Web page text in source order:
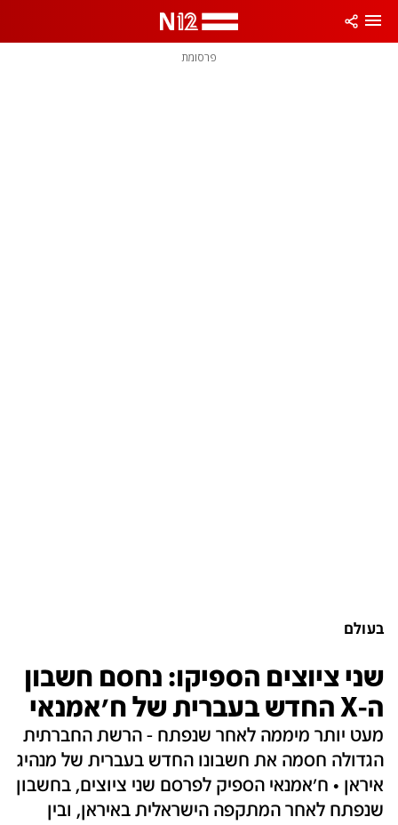
פרסומת
בעולם
שני ציוצים הספיקו: נחסם חשבון
ה-X החדש בעברית של ח'אמנאי
מעט יותר מיממה לאחר שנפתח - הרשת החברתית
הגדולה חסמה את חשבונו החדש בעברית של מנהיג
איראן • ח'אמנאי הספיק לפרסם שני ציוצים, בחשבון
שנפתח לאחר המתקפה הישראלית באיראן, ובין